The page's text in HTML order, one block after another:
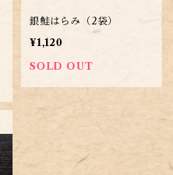
銀鮭はらみ（2袋）
¥1,120
SOLD OUT